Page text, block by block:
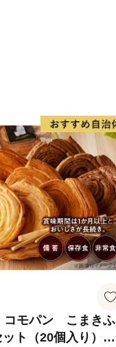
コモパン こまきふ
ト（20個入り）／